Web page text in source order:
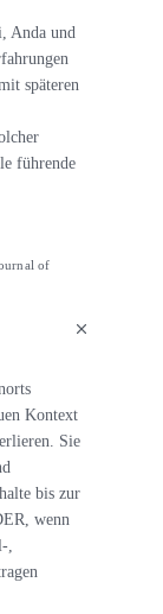
Anda und
späteren
führende
of
Kontext
Sie
bis zur
wenn
,